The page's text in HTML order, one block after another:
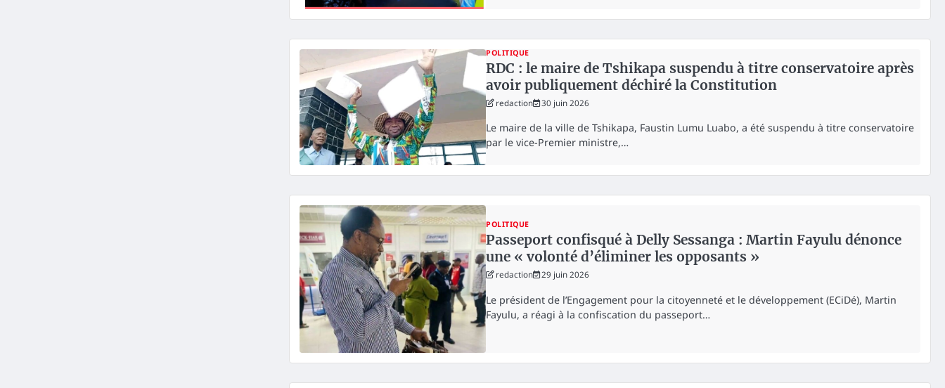
POLITIQUE
RDC : le maire de Tshikapa suspendu à titre conservatoire après
avoir publiquement déchiré la Constitution
redaction 30 juin 2026
Le maire de la ville de Tshikapa, Faustin Lumu Luabo, a été suspendu à titre conservatoire
par le vice-Premier ministre,…
POLITIQUE
Passeport confisqué à Delly Sessanga : Martin Fayulu dénonce
une « volonté d’éliminer les opposants »
redaction 29 juin 2026
Le président de l’Engagement pour la citoyenneté et le développement (ECiDé), Martin
Fayulu, a réagi à la confiscation du passeport…